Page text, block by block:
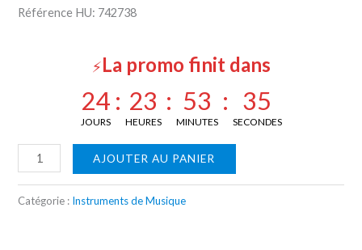
Référence HU: 742738
⚡La promo finit dans
24
JOURS
: 23
HEURES
: 53
MINUTES
: 34
SECONDES
AJOUTER AU PANIER
Catégorie : Instruments de Musique